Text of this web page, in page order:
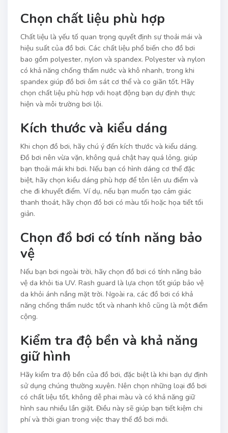
Chọn chất liệu phù hợp
Chất liệu là yếu tố quan trọng quyết định sự thoải mái và
hiệu suất của đồ bơi. Các chất liệu phổ biến cho đồ bơi
bao gồm polyester, nylon và spandex. Polyester và nylon
có khả năng chống thấm nước và khô nhanh, trong khi
spandex giúp đồ bơi ôm sát cơ thể và co giãn tốt. Hãy
chọn chất liệu phù hợp với hoạt động bạn dự định thực
hiện và môi trường bơi lội.
Kích thước và kiểu dáng
Khi chọn đồ bơi, hãy chú ý đến kích thước và kiểu dáng.
Đồ bơi nên vừa vặn, không quá chật hay quá lỏng, giúp
bạn thoải mái khi bơi. Nếu bạn có hình dáng cơ thể đặc
biệt, hãy chọn kiểu dáng phù hợp để tôn lên ưu điểm và
che đi khuyết điểm. Ví dụ, nếu bạn muốn tạo cảm giác
thanh thoát, hãy chọn đồ bơi có màu tối hoặc họa tiết tối
giản.
Chọn đồ bơi có tính năng bảo
vệ
Nếu bạn bơi ngoài trời, hãy chọn đồ bơi có tính năng bảo
vệ da khỏi tia UV. Rash guard là lựa chọn tốt giúp bảo vệ
da khỏi ánh nắng mặt trời. Ngoài ra, các đồ bơi có khả
năng chống thấm nước tốt và nhanh khô cũng là một điểm
cộng.
Kiểm tra độ bền và khả năng
giữ hình
Hãy kiểm tra độ bền của đồ bơi, đặc biệt là khi bạn dự định
sử dụng chúng thường xuyên. Nên chọn những loại đồ bơi
có chất liệu tốt, không dễ phai màu và có khả năng giữ
hình sau nhiều lần giặt. Điều này sẽ giúp bạn tiết kiệm chi
phí và thời gian trong việc thay thế đồ bơi mới.